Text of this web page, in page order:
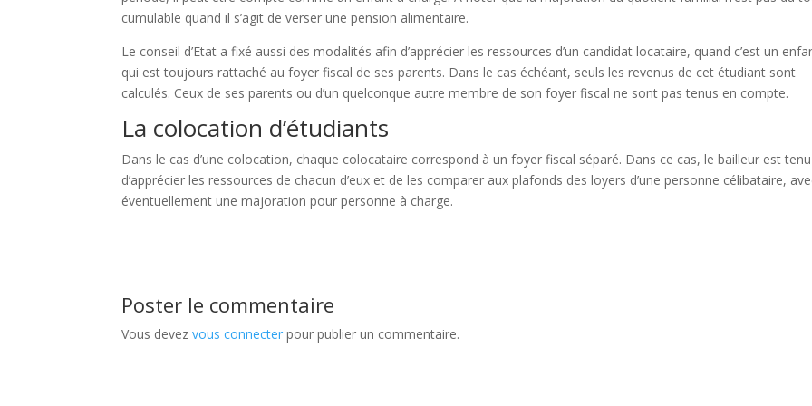
cumulable quand il s’agit de verser une pension alimentaire.
Le conseil d’Etat a fixé aussi des modalités afin d’apprécier les ressources d’un candidat locataire, quand c’est un
qui est toujours rattaché au foyer fiscal de ses parents. Dans le cas échéant, seuls les revenus de cet étudiant sont
calculés. Ceux de ses parents ou d’un quelconque autre membre de son foyer fiscal ne sont pas tenus en compte.
La colocation d’étudiants
Dans le cas d’une colocation, chaque colocataire correspond à un foyer fiscal séparé. Dans ce cas, le bailleur est tenu
d’apprécier les ressources de chacun d’eux et de les comparer aux plafonds des loyers d’une personne célibataire,
éventuellement une majoration pour personne à charge.
Poster le commentaire
Vous devezvous connecter pour publier un commentaire.